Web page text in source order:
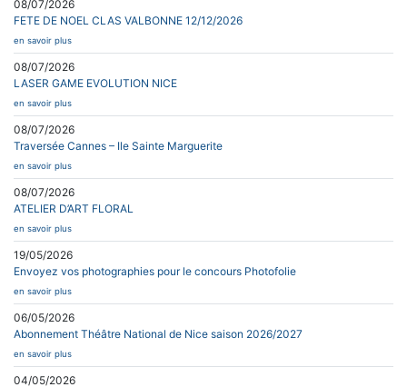
08/07/2026
FETE DE NOEL CLAS VALBONNE 12/12/2026
en savoir plus
08/07/2026
LASER GAME EVOLUTION NICE
en savoir plus
08/07/2026
Traversée Cannes – Ile Sainte Marguerite
en savoir plus
08/07/2026
ATELIER D’ART FLORAL
en savoir plus
19/05/2026
Envoyez vos photographies pour le concours Photofolie
en savoir plus
06/05/2026
Abonnement Théâtre National de Nice saison 2026/2027
en savoir plus
04/05/2026